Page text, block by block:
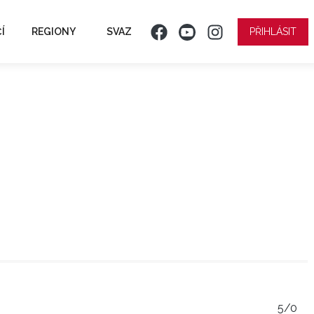
REGIONY SVAZ PŘIHLÁSIT
5/0